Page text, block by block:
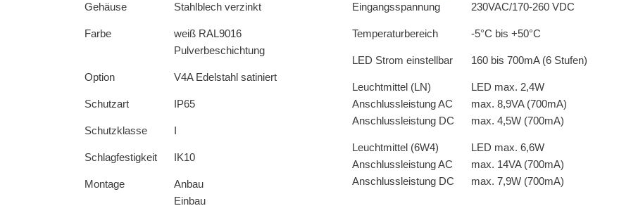
Gehäuse
Stahlblech verzinkt
Farbe
weiß RAL9016
Pulverbeschichtung
Option V4A Edelstahl satiniert
Schutzart IP65
Schutzklasse I
Schlagfestigkeit IK10
Montage
Anbau
Einbau
Eingangsspannung
230VAC/170-260 VDC
Temperaturbereich -5°C bis +50°C
LED Strom einstellbar 160 bis 700mA (6 Stufen)
Leuchtmittel (LN)
Anschlussleistung AC
Anschlussleistung DC
LED max. 2,4W
max. 8,9VA (700mA)
max. 4,5W (700mA)
Leuchtmittel (6W4)
Anschlussleistung AC
Anschlussleistung DC
LED max. 6,6W
max. 14VA (700mA)
max. 7,9W (700mA)